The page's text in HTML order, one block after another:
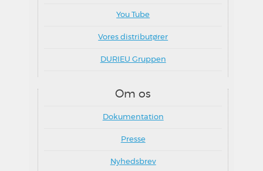
You Tube
Vores distributører
DURIEU Gruppen
Om os
Dokumentation
Presse
Nyhedsbrev